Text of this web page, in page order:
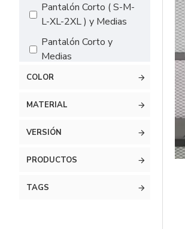
COLOR
MATERIAL
VERSIÓN
PRODUCTOS
Pantalón Corto ( S-M-
L-XL-2XL ) y Medias
Pantalón Corto y
Medias
TAGS